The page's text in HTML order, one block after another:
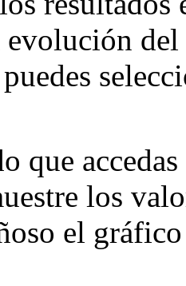
evolución
que
los
el